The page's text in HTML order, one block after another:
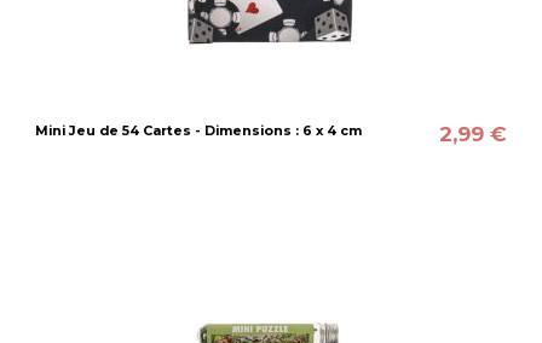
Mini Jeu de 54 Cartes - Dimensions : 6 x 4 cm 2,99 €